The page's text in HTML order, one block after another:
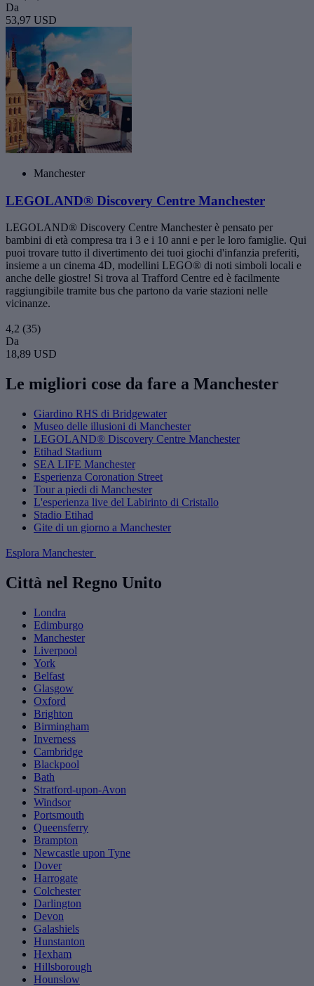
Da
53,97 USD
Manchester
LEGOLAND® Discovery Centre Manchester
LEGOLAND® Discovery Centre Manchester è pensato per
bambini di età compresa tra i 3 e i 10 anni e per le loro famiglie. Qui
puoi trovare tutto il divertimento dei tuoi giochi d'infanzia preferiti,
insieme a un cinema 4D, modellini LEGO® di noti simboli locali e
anche delle giostre! Si trova al Trafford Centre ed è facilmente
raggiungibile tramite bus che partono da varie stazioni nelle
vicinanze.
4,2 (35)
Da
18,89 USD
Le migliori cose da fare a Manchester
Giardino RHS di Bridgewater
Museo delle illusioni di Manchester
LEGOLAND® Discovery Centre Manchester
Etihad Stadium
SEA LIFE Manchester
Esperienza Coronation Street
Tour a piedi di Manchester
L'esperienza live del Labirinto di Cristallo
Stadio Etihad
Gite di un giorno a Manchester
Esplora Manchester
Città nel Regno Unito
Londra
Edimburgo
Manchester
Liverpool
York
Belfast
Glasgow
Oxford
Brighton
Birmingham
Inverness
Cambridge
Blackpool
Bath
Stratford-upon-Avon
Windsor
Portsmouth
Queensferry
Brampton
Newcastle upon Tyne
Dover
Harrogate
Colchester
Darlington
Devon
Galashiels
Hunstanton
Hexham
Hillsborough
Hounslow